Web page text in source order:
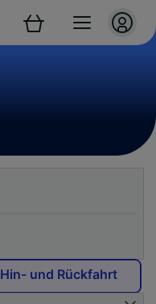
Hin- und Rückfahrt